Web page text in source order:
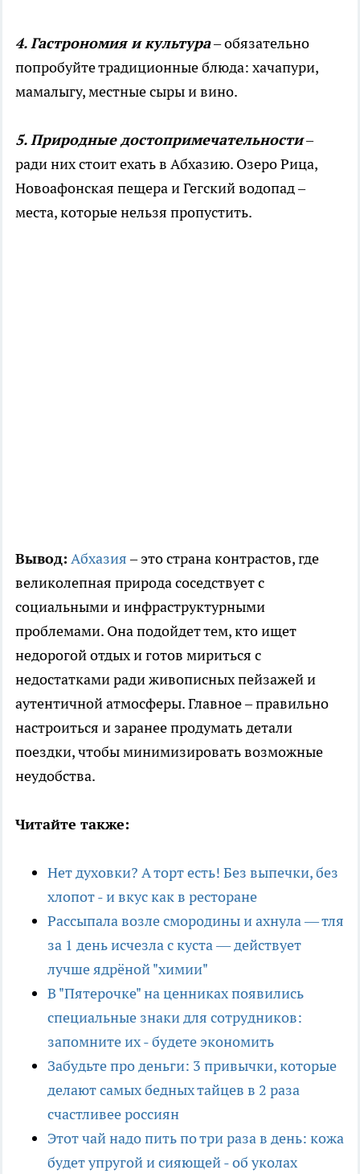
4. Гастрономия и культура– обязательно
попробуйте традиционные блюда: хачапури,
мамалыгу, местные сыры и вино.
5. Природные достопримечательности–
ради них стоит ехать в Абхазию. Озеро Рица,
Новоафонская пещера и Гегский водопад –
места, которые нельзя пропустить.
Вывод: Абхазия– это страна контрастов, где
великолепная природа соседствует с
социальными и инфраструктурными
проблемами. Она подойдет тем, кто ищет
недорогой отдых и готов мириться с
недостатками ради живописных пейзажей и
аутентичной атмосферы. Главное – правильно
настроиться и заранее продумать детали
поездки, чтобы минимизировать возможные
неудобства.
Читайте также:
Нет духовки? А торт есть! Без выпечки, без
хлопот - и вкус как в ресторане
Рассыпала возле смородины и ахнула — тля
за 1 день исчезла с куста — действует
лучше ядрёной "химии"
В "Пятерочке" на ценниках появились
специальные знаки для сотрудников:
запомните их - будете экономить
Забудьте про деньги: 3 привычки, которые
делают самых бедных тайцев в 2 раза
счастливее россиян
Этот чай надо пить по три раза в день: кожа
будет упругой и сияющей - об уколах